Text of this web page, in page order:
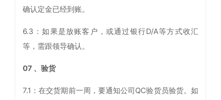
确认定金已经到账。
6.3：如果是放账客户，或通过银行D/A等方式收汇
等，需跟领导确认。
07 、 验货
7.1：在交货期前一周，要通知公司QC验货员验货。如